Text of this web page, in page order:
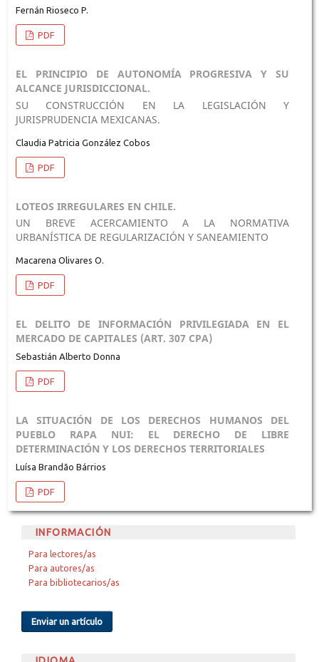
Fernán Rioseco P.
PDF
EL PRINCIPIO DE AUTONOMÍA PROGRESIVA Y SU
ALCANCE JURISDICCIONAL.
SU CONSTRUCCIÓN EN LA LEGISLACIÓN Y
JURISPRUDENCIA MEXICANAS.
Claudia Patricia González Cobos
PDF
LOTEOS IRREGULARES EN CHILE.
UN BREVE ACERCAMIENTO A LA NORMATIVA
URBANÍSTICA DE REGULARIZACIÓN Y SANEAMIENTO
Macarena Olivares O.
PDF
EL DELITO DE INFORMACIÓN PRIVILEGIADA EN EL
MERCADO DE CAPITALES (ART. 307 CPA)
Sebastián Alberto Donna
PDF
LA SITUACIÓN DE LOS DERECHOS HUMANOS DEL
PUEBLO RAPA NUI: EL DERECHO DE LIBRE
DETERMINACIÓN Y LOS DERECHOS TERRITORIALES
Luísa Brandão Bárrios
PDF
INFORMACIÓN
Para lectores/as
Para autores/as
Para bibliotecarios/as
Enviar un artículo